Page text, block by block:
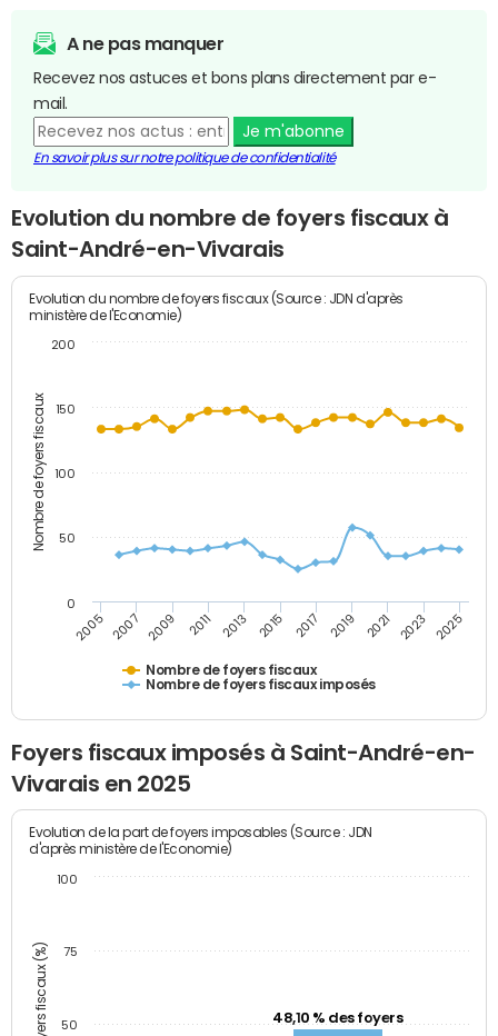
A ne pas manquer
Recevez nos astuces et bons plans directement par e-
mail.
Je m'abonne
En savoir plus sur notre politique de confidentialité
Evolution du nombre de foyers fiscaux à
Saint-André-en-Vivarais
Nombre de foyers fiscaux
Evolution du nombre de foyers fiscaux (Source : JDN d'après
ministère de l'Economie)
Nombre de foyers fiscaux
Nombre de foyers fiscaux imposés
2005 2007 2009 2011 2013 2015 2017 2019 2021 2023 2025
0
50
100
150
200
Foyers fiscaux imposés à Saint-André-en-
Vivarais en 2025
Evolution de la part de foyers imposables (Source : JDN
d'après ministère de l'Economie)
48,10 % des foyers
50
75
100